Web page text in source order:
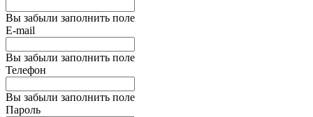
Вы забыли заполнить поле
E-mail
Вы забыли заполнить поле
Телефон
Вы забыли заполнить поле
Пароль